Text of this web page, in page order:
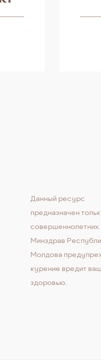
Данный ресурс
предназначен
совершеннолетних.
Минздрав
Молдова
курение вредит
здоровью.